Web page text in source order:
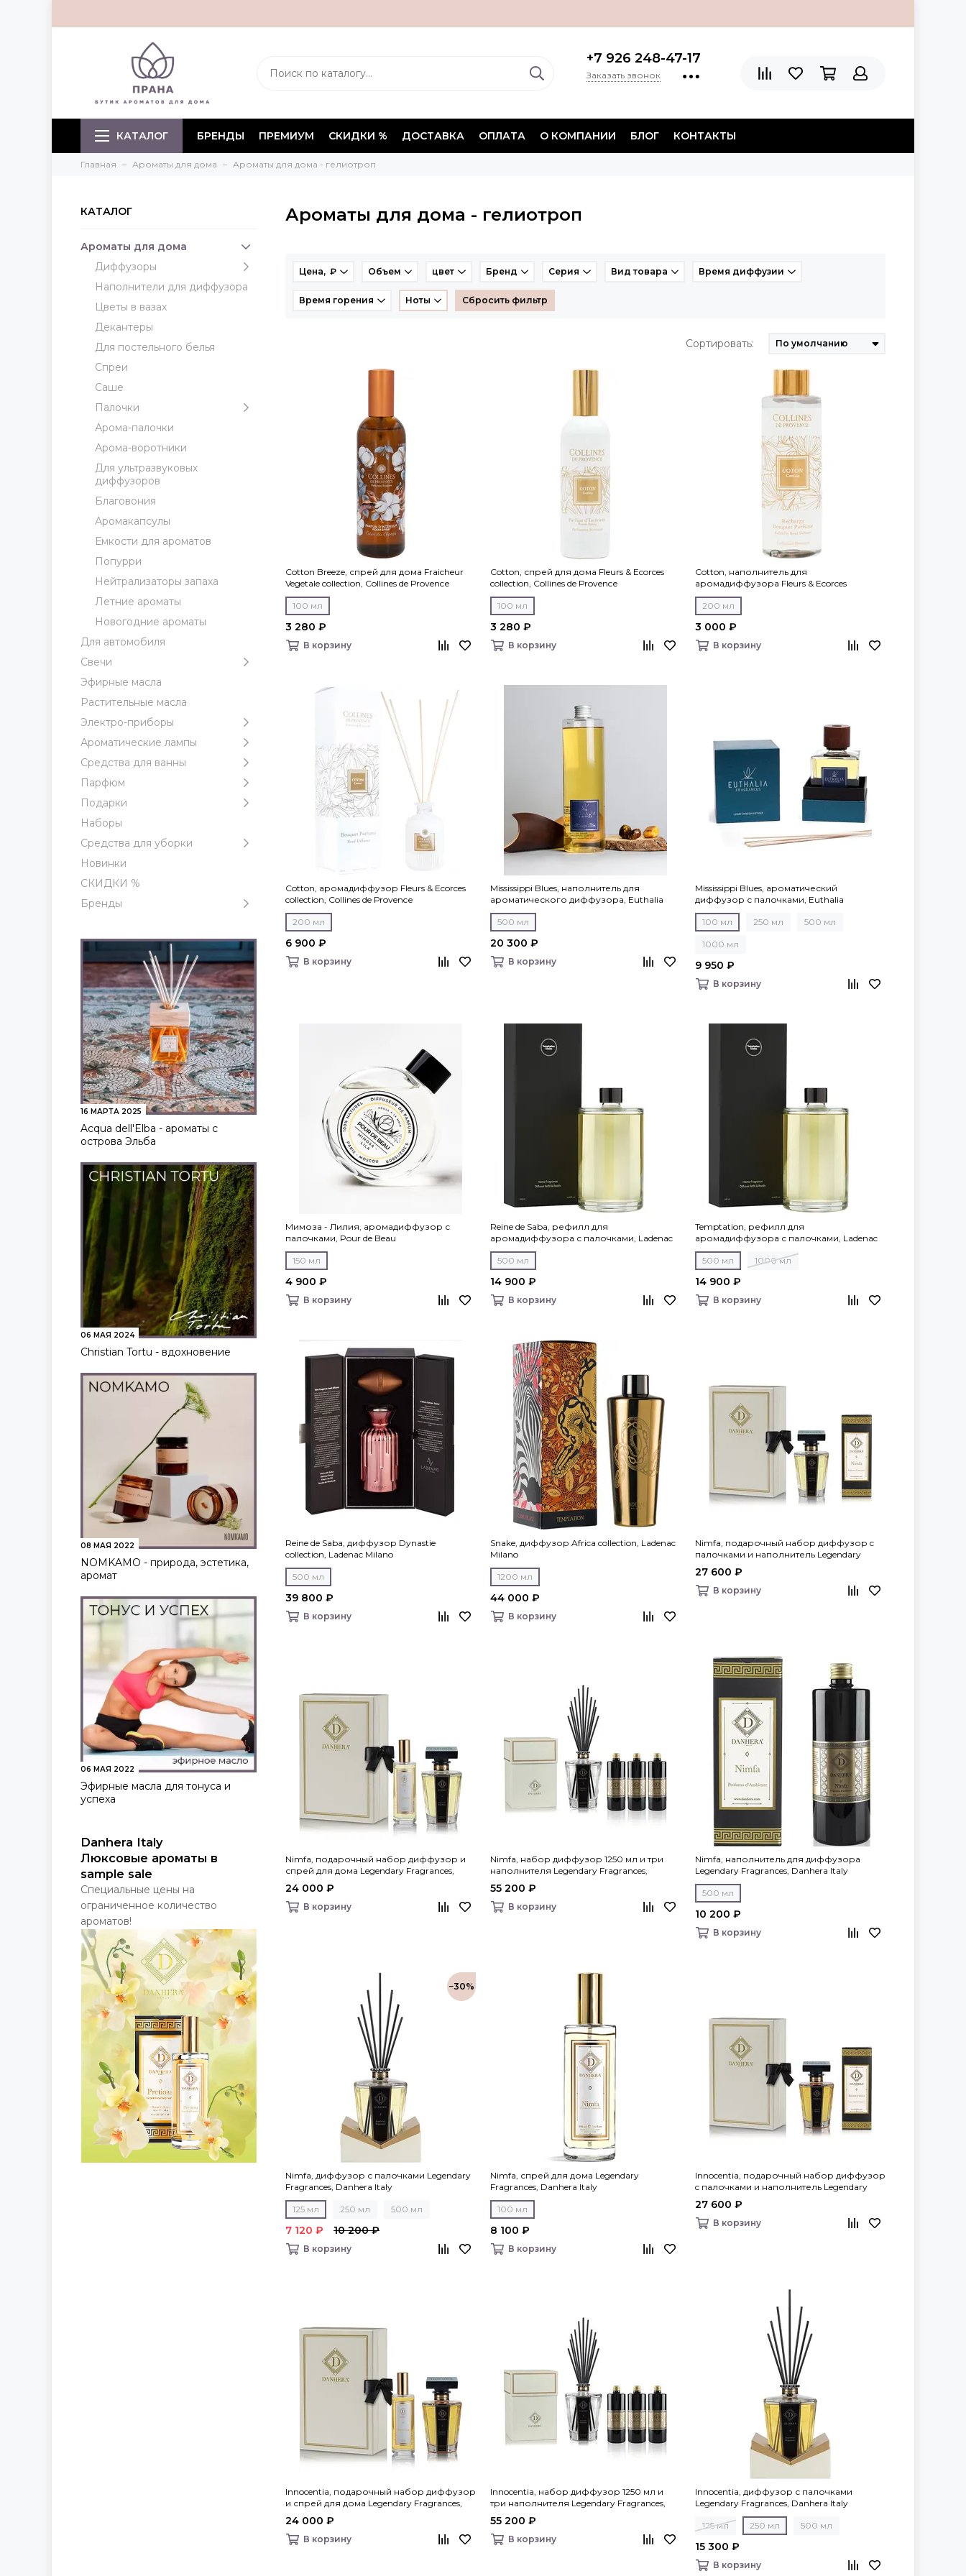
+7 926 248-47-17
Заказать звонок
КАТАЛОГ БРЕНДЫ ПРЕМИУМ СКИДКИ % ДОСТАВКА ОПЛАТА О КОМПАНИИ БЛОГ КОНТАКТЫ
Главная Ароматы для дома Ароматы для дома - гелиотроп
КАТАЛОГ
Ароматы для дома
Диффузоры
Наполнители для диффузора
Цветы в вазах
Декантеры
Для постельного белья
Спреи
Саше
Палочки
Арома-палочки
Арома-воротники
Для ультразвуковых
диффузоров
Благовония
Аромакапсулы
Емкости для ароматов
Попурри
Нейтрализаторы запаха
Летние ароматы
Новогодние ароматы
Для автомобиля
Свечи
Эфирные масла
Растительные масла
Электро-приборы
Ароматические лампы
Средства для ванны
Парфюм
Подарки
Наборы
Средства для уборки
Новинки
СКИДКИ %
Бренды
16 МАРТА 2025
Acqua dell'Elba - ароматы с
острова Эльба
06 МАЯ 2024
Christian Tortu - вдохновение
08 МАЯ 2022
NOMKAMO - природа, эстетика,
аромат
06 МАЯ 2022
Эфирные масла для тонуса и
успеха
Danhera Italy
Люксовые ароматы в
sample sale
Специальные цены на
ограниченное количество
ароматов!
Ароматы для дома - гелиотроп
Цена, ₽ Объем цвет Бренд Серия Вид товара Время диффузии
Время горения Ноты Сбросить фильтр
Сортировать:
Cotton Breeze, спрей для дома Fraicheur
Vegetale collection, Collines de Рrovencе
100 мл
3 280 ₽
В корзину
Cotton, спрей для дома Fleurs & Ecorces
collection, Collines de Рrovencе
100 мл
3 280 ₽
В корзину
Cotton, наполнитель для
аромадиффузора Fleurs & Ecorces
collection, Collines de Рrovencе
200 мл
3 000 ₽
В корзину
Cotton, аромадиффузор Fleurs & Ecorces
collection, Collines de Рrovencе
200 мл
6 900 ₽
В корзину
Mississippi Blues, наполнитель для
ароматического диффузора, Euthalia
Fragrances
500 мл
20 300 ₽
В корзину
Mississippi Blues, ароматический
диффузор с палочками, Euthalia
Fragrances
100 мл
250 мл 500 мл
1000 мл
9 950 ₽
В корзину
Мимоза - Лилия, аромадиффузор с
палочками, Pour de Beau
150 мл
4 900 ₽
В корзину
Reine de Saba, рефилл для
аромадиффузора с палочками, Ladenac
Milano
500 мл
14 900 ₽
В корзину
Temptation, рефилл для
аромадиффузора с палочками, Ladenac
Milano
500 мл
1000 мл
14 900 ₽
В корзину
Reine de Saba, диффузор Dynastie
collection, Ladenac Milano
500 мл
39 800 ₽
В корзину
Snake, диффузор Africa collection, Ladenac
Milano
1200 мл
44 000 ₽
В корзину
Nimfa, подарочный набор диффузор c
палочками и наполнитель Legendary
27 600 ₽
В корзину
Nimfa, подарочный набор диффузор и
спрей для дома Legendary Fragrances,
24 000 ₽
В корзину
Nimfa, набор диффузор 1250 мл и три
наполнителя Legendary Fragrances,
55 200 ₽
В корзину
Nimfa, наполнитель для диффузора
Legendary Fragrances, Danhera Italy
500 мл
10 200 ₽
В корзину
−30%
Nimfa, диффузор с палочками Legendary
Fragrances, Danhera Italy
125 мл 250 мл 500 мл
7 120 ₽ 10 200 ₽
В корзину
Nimfa, спрей для дома Legendary
Fragrances, Danhera Italy
100 мл
8 100 ₽
В корзину
Innocentia, подарочный набор диффузор
c палочками и наполнитель Legendary
27 600 ₽
В корзину
Innocentia, подарочный набор диффузор
и спрей для дома Legendary Fragrances,
24 000 ₽
В корзину
Innocentia, набор диффузор 1250 мл и
три наполнителя Legendary Fragrances,
55 200 ₽
В корзину
Innocentia, диффузор с палочками
Legendary Fragrances, Danhera Italy
125 мл 250 мл 500 мл
15 300 ₽
В корзину